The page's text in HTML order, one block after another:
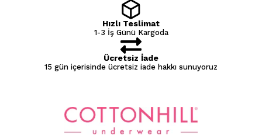
Hızlı Teslimat
1-3 İş Günü Kargoda
Ücretsiz İade
15 gün içerisinde ücretsiz iade hakkı sunuyoruz